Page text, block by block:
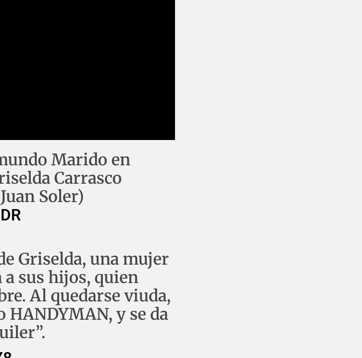
Marido en
Carrasco
Soler)
Griselda, una mujer
sus hijos, quien
Al quedarse viuda,
HANDYMAN, y se da